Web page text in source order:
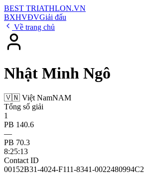
BEST TRIATHLON.VN
BXHVĐVGiải đấu
Về trang chủ
Nhật Minh Ngô
🇻🇳 Việt NamNAM
Tổng số giải
1
PB 140.6
—
PB 70.3
8:25:13
Contact ID
00152B31-4024-F111-8341-0022480994C2